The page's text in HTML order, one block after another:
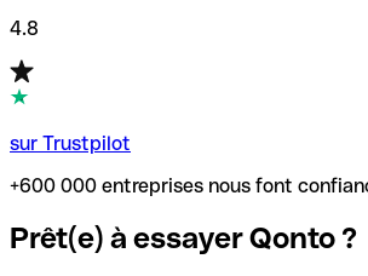
4.8
sur Trustpilot
+600 000 entreprises nous font
Prêt(e) à essayer Qonto ?